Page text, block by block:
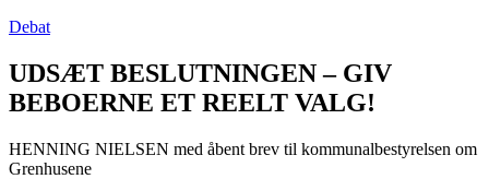
Debat
UDSÆT BESLUTNINGEN – GIV
BEBOERNE ET REELT VALG!
HENNING NIELSEN med åbent brev til kommunalbestyrelsen om
Grenhusene